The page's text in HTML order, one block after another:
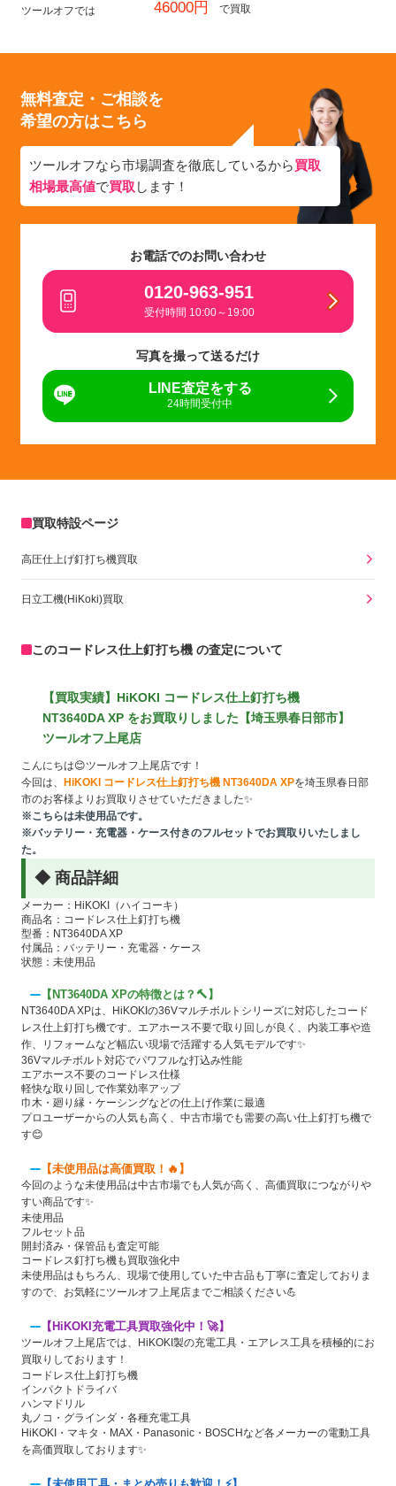
ツールオフでは 46000円 で買取
無料査定・ご相談を
希望の方はこちら
ツールオフなら市場調査を徹底しているから買取
相場最高値で買取 します！
お電話でのお問い合わせ
0120-963-951
受付時間 10:00～19:00
写真を撮って送るだけ
LINE査定をする
24時間受付中
買取特設ページ
高圧仕上げ釘打ち機買取
日立工機(HiKoki)買取
このコードレス仕上釘打ち機 の査定について
【買取実績】HiKOKI コードレス仕上釘打ち機
NT3640DA XP をお買取りしました【埼玉県春日部市】
ツールオフ上尾店
こんにちは😊ツールオフ上尾店です！
今回は、
HiKOKI コードレス仕上釘打ち機 NT3640DA XPを埼玉県春日部
市のお客様よりお買取りさせていただきました✨
※こちらは未使用品です。
※バッテリー・充電器・ケース付きのフルセットでお買取りいたしまし
た。
◆ 商品詳細
メーカー：HiKOKI（ハイコーキ）
商品名：コードレス仕上釘打ち機
型番：NT3640DA XP
付属品：バッテリー・充電器・ケース
状態：未使用品
【NT3640DA XPの特徴とは？🔨】
NT3640DA XPは、HiKOKIの36Vマルチボルトシリーズに対応したコード
レス仕上釘打ち機です。エアホース不要で取り回しが良く、内装工事や造
作、リフォームなど幅広い現場で活躍する人気モデルです✨
36Vマルチボルト対応でパワフルな打込み性能
エアホース不要のコードレス仕様
軽快な取り回しで作業効率アップ
巾木・廻り縁・ケーシングなどの仕上げ作業に最適
プロユーザーからの人気も高く、中古市場でも需要の高い仕上釘打ち機で
す😊
【未使用品は高価買取！🔥】
今回のような未使用品は中古市場でも人気が高く、高価買取につながりや
すい商品です✨
未使用品
フルセット品
開封済み・保管品も査定可能
コードレス釘打ち機も買取強化中
未使用品はもちろん、現場で使用していた中古品も丁寧に査定しておりま
すので、お気軽にツールオフ上尾店までご相談ください💪
【HiKOKI充電工具買取強化中！🚀】
ツールオフ上尾店では、HiKOKI製の充電工具・エアレス工具を積極的にお
買取りしております！
コードレス仕上釘打ち機
インパクトドライバ
ハンマドリル
丸ノコ・グラインダ・各種充電工具
HiKOKI・マキタ・MAX・Panasonic・BOSCHなど各メーカーの電動工具
を高価買取しております✨